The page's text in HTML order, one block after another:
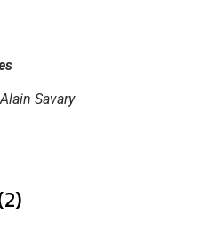
Savary